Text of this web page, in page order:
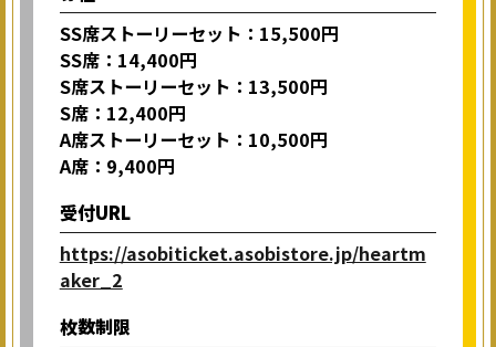
SS席ストーリーセット：15,500円
SS席：14,400円
S席ストーリーセット：13,500円
S席：12,400円
A席ストーリーセット：10,500円
A席：9,400円
受付URL
https://asobiticket.asobistore.jp/heartm
aker_2
枚数制限